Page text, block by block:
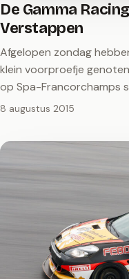
De Gamma
Verstappen
Afgelopen zondag
klein voorproefje
op Spa-Francorchamps
8 augustus 2015